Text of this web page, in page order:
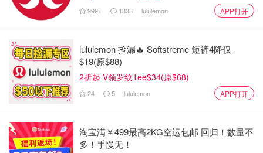
999+ 1333 lululemon APP打开
lululemon 捡漏🔥 Softstreme 短裤4降仅
$19(原$88)
2折起 V领罗纹Tee$34(原$68)
24 5 lululemon APP打开
淘宝满￥499最高2KG空运包邮 回归！数量不
多！手慢无！